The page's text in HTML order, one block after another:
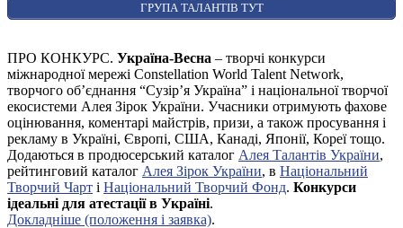
ГРУПА ТАЛАНТІВ ТУТ
ПРО КОНКУРС. Україна-Весна – творчі конкурси
міжнародної мережі Constellation World Talent Network,
творчого об’єднання “Сузір’я Україна” і національної творчої
екосистеми Алея Зірок України. Учасники отримують фахове
оцінювання, коментарі майстрів, призи, а також просування і
рекламу в Україні, Європі, США, Канаді, Японії, Кореї тощо.
Додаються в продюсерський каталог Алея Талантів України,
рейтинговий каталог Алея Зірок України, в Національний
Творчий Чарт і Національний Творчий Фонд. Конкурси
ідеальні для атестації в Україні.
Докладніше (положення і заявка).